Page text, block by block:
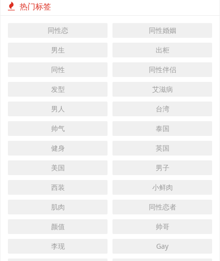
热门标签
同性恋 同性婚姻
男生 出柜
同性 同性伴侣
发型 艾滋病
男人 台湾
帅气 泰国
健身 英国
美国 男子
西装 小鲜肉
肌肉 同性恋者
颜值 帅哥
李现 Gay